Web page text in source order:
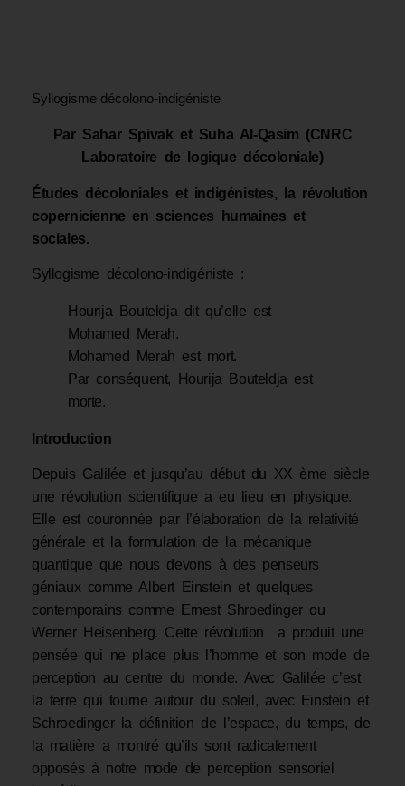
Syllogisme décolono-indigéniste
Par Sahar Spivak et Suha Al-Qasim (CNRC
Laboratoire de logique décoloniale)
Études décoloniales et indigénistes, la révolution
copernicienne en sciences humaines et
sociales.
Syllogisme décolono-indigéniste :
Hourija Bouteldja dit qu’elle est
Mohamed Merah.
Mohamed Merah est mort.
Par conséquent, Hourija Bouteldja est
morte.
Introduction
Depuis Galilée et jusqu’au début du XX ème siècle
une révolution scientifique a eu lieu en physique.
Elle est couronnée par l’élaboration de la relativité
générale et la formulation de la mécanique
quantique que nous devons à des penseurs
géniaux comme Albert Einstein et quelques
contemporains comme Ernest Shroedinger ou
Werner Heisenberg. Cette révolution a produit une
pensée qui ne place plus l’homme et son mode de
perception au centre du monde. Avec Galilée c’est
la terre qui tourne autour du soleil, avec Einstein et
Schroedinger la définition de l’espace, du temps, de
la matière a montré qu’ils sont radicalement
opposés à notre mode de perception sensoriel